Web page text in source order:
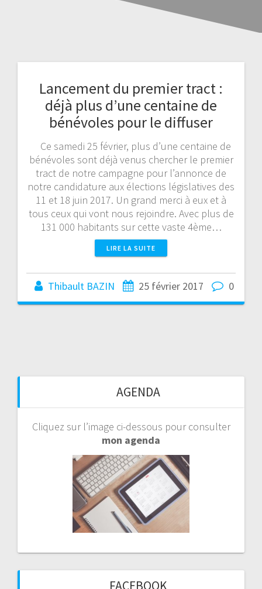
Lancement du premier tract :
déjà plus d’une centaine de
bénévoles pour le diffuser
Ce samedi 25 février, plus d’une centaine de
bénévoles sont déjà venus chercher le premier
tract de notre campagne pour l’annonce de
notre candidature aux élections législatives des
11 et 18 juin 2017. Un grand merci à eux et à
tous ceux qui vont nous rejoindre. Avec plus de
131 000 habitants sur cette vaste 4ème…
LIRE LA SUITE
Thibault BAZIN 25 février 2017 0
AGENDA
Cliquez sur l’image ci-dessous pour consulter
mon agenda
FACEBOOK